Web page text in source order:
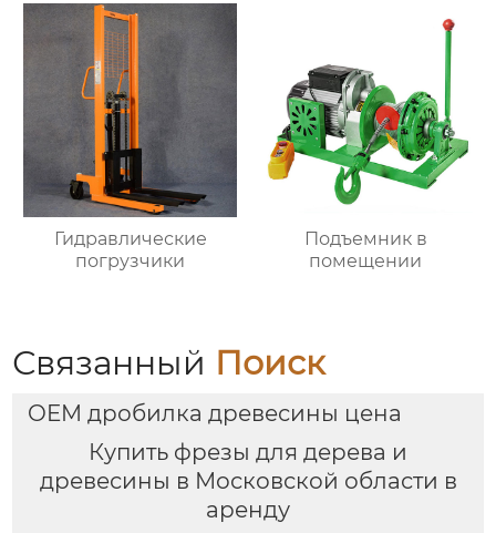
Гидравлические
погрузчики
Подъемник в
помещении
Связанный Поиск
OEM дробилка древесины цена
Купить фрезы для дерева и
древесины в Московской области в
аренду